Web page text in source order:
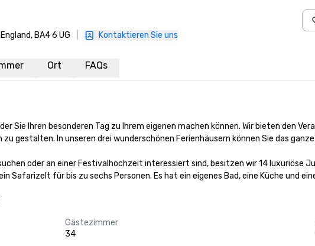
BA4 6 UG Kontaktieren Sie uns
Ort FAQs
Sie Ihren besonderen Tag zu Ihrem eigenen machen können. Wir bieten den
gestalten. In unseren drei wunderschönen Ferienhäusern können Sie das
oder an einer Festivalhochzeit interessiert sind, besitzen wir 14
Safarizelt für bis zu sechs Personen. Es hat ein eigenes Bad, eine Küche und
Gästezimmer
34